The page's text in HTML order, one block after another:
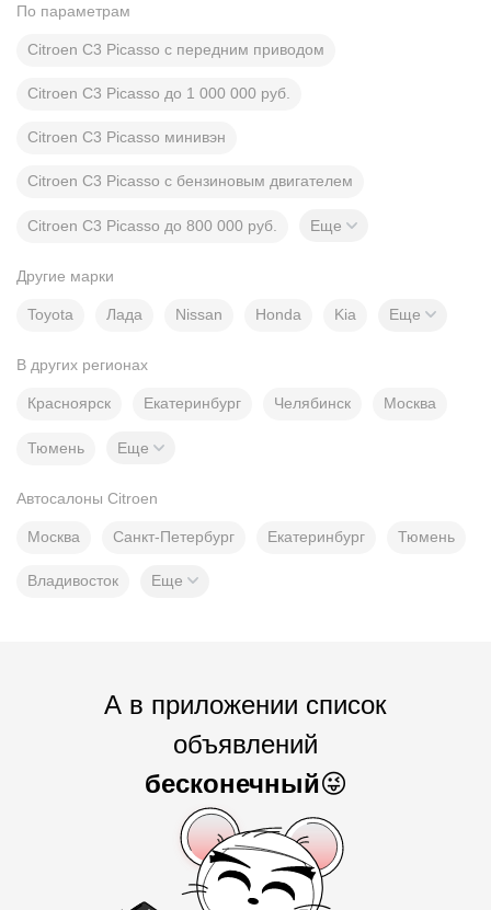
По параметрам
Citroen C3 Picasso с передним приводом
Citroen C3 Picasso до 1 000 000 руб.
Citroen C3 Picasso минивэн
Citroen C3 Picasso с бензиновым двигателем
Citroen C3 Picasso до 800 000 руб. Еще
Другие марки
Toyota Лада Nissan Honda Kia Еще
В других регионах
Красноярск Екатеринбург Челябинск Москва
Тюмень Еще
Автосалоны Citroen
Москва Санкт-Петербург Екатеринбург Тюмень
Владивосток Еще
А в приложении список
объявлений
бесконечный😜